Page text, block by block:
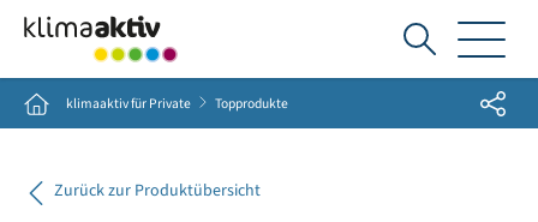
Ich
suche...
Home klimaaktiv für Private Topprodukte Share
Zurück zur Produktübersicht